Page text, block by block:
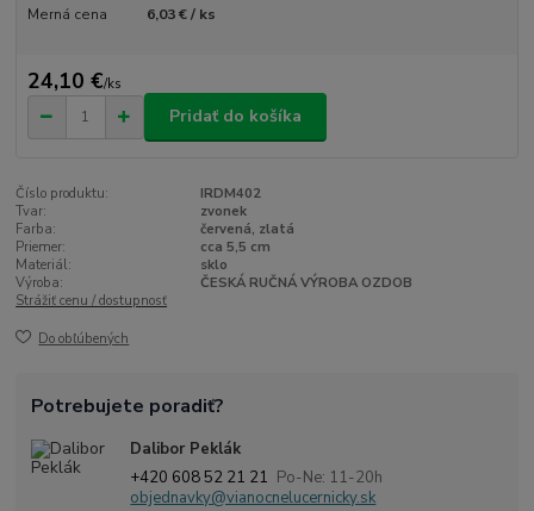
Merná cena
6,03 € / ks
24,10 €/ks
Pridať do košíka
Číslo produktu:
IRDM402
Tvar:
zvonek
Farba:
červená, zlatá
Priemer:
cca 5,5 cm
Materiál:
sklo
Výroba:
ČESKÁ RUČNÁ VÝROBA OZDOB
Strážiť cenu / dostupnosť
Do obľúbených
Potrebujete poradiť?
Dalibor Peklák
+420 608 52 21 21 Po-Ne: 11-20h
objednavky@vianocnelucernicky.sk